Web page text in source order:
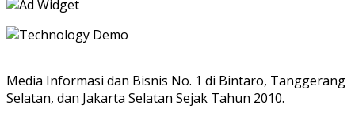
Media Informasi dan Bisnis No. 1 di Bintaro, Tanggerang
Selatan, dan Jakarta Selatan Sejak Tahun 2010.